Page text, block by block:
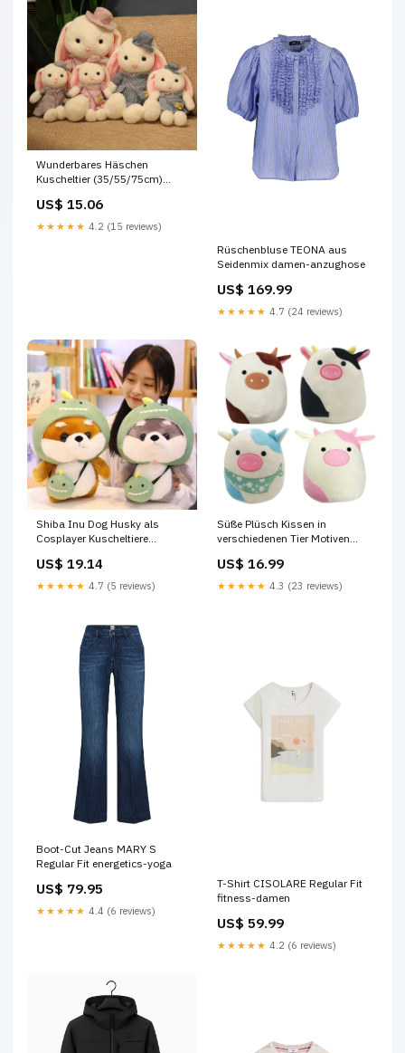
Wunderbares Häschen
Kuscheltier (35/55/75cm)
US$ 15.06
★★★★★ 4.2 (15 reviews)
Rüschenbluse TEONA aus
Seidenmix damen-anzughose
US$ 169.99
★★★★★ 4.7 (24 reviews)
Shiba Inu Dog Husky als
Cosplayer Kuscheltiere
US$ 19.14
★★★★★ 4.7 (5 reviews)
Süße Plüsch Kissen in
verschiedenen Tier Motiven
US$ 16.99
★★★★★ 4.3 (23 reviews)
Boot-Cut Jeans MARY S
Regular Fit energetics-yoga
US$ 79.95
★★★★★ 4.4 (6 reviews)
T-Shirt CISOLARE Regular Fit
fitness-damen
US$ 59.99
★★★★★ 4.2 (6 reviews)